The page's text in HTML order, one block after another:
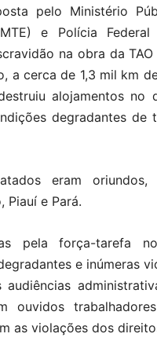
pelo Ministério
e Polícia
na obra da
a cerca de 1,3 mil km
alojamentos
degradantes de
eram
Piauí e Pará.
pela força-tarefa
e inúmeras
audiências
ouvidos
as violações dos